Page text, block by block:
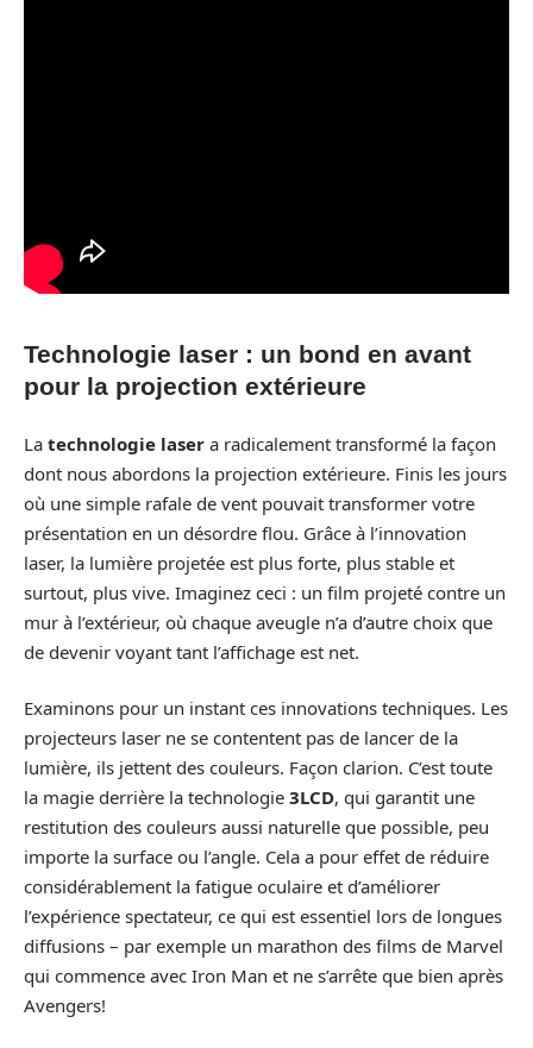
Technologie laser : un bond en avant
pour la projection extérieure
La technologie laser a radicalement transformé la façon
dont nous abordons la projection extérieure. Finis les jours
où une simple rafale de vent pouvait transformer votre
présentation en un désordre flou. Grâce à l’innovation
laser, la lumière projetée est plus forte, plus stable et
surtout, plus vive. Imaginez ceci : un film projeté contre un
mur à l’extérieur, où chaque aveugle n’a d’autre choix que
de devenir voyant tant l’affichage est net.
Examinons pour un instant ces innovations techniques. Les
projecteurs laser ne se contentent pas de lancer de la
lumière, ils jettent des couleurs. Façon clarion. C’est toute
la magie derrière la technologie 3LCD, qui garantit une
restitution des couleurs aussi naturelle que possible, peu
importe la surface ou l’angle. Cela a pour effet de réduire
considérablement la fatigue oculaire et d’améliorer
l’expérience spectateur, ce qui est essentiel lors de longues
diffusions – par exemple un marathon des films de Marvel
qui commence avec Iron Man et ne s’arrête que bien après
Avengers!